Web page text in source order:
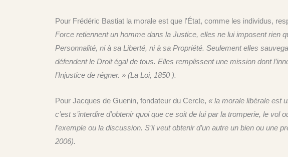
Pour Frédéric Bastiat la morale est que l’État, comme les individus,
Force retiennent un homme dans la Justice, elles ne lui imposent rien
Personnalité, ni à sa Liberté, ni à sa Propriété. Seulement elles
défendent le Droit égal de tous. Elles remplissent une mission dont
l’Injustice de régner. » (La Loi, 1850 ).
Pour Jacques de Guenin, fondateur du Cercle, « la morale libérale est
c’est s’interdire d’obtenir quoi que ce soit de lui par la tromperie, le vol
l’exemple ou la discussion. S’il veut obtenir d’un autre un bien ou
2006).